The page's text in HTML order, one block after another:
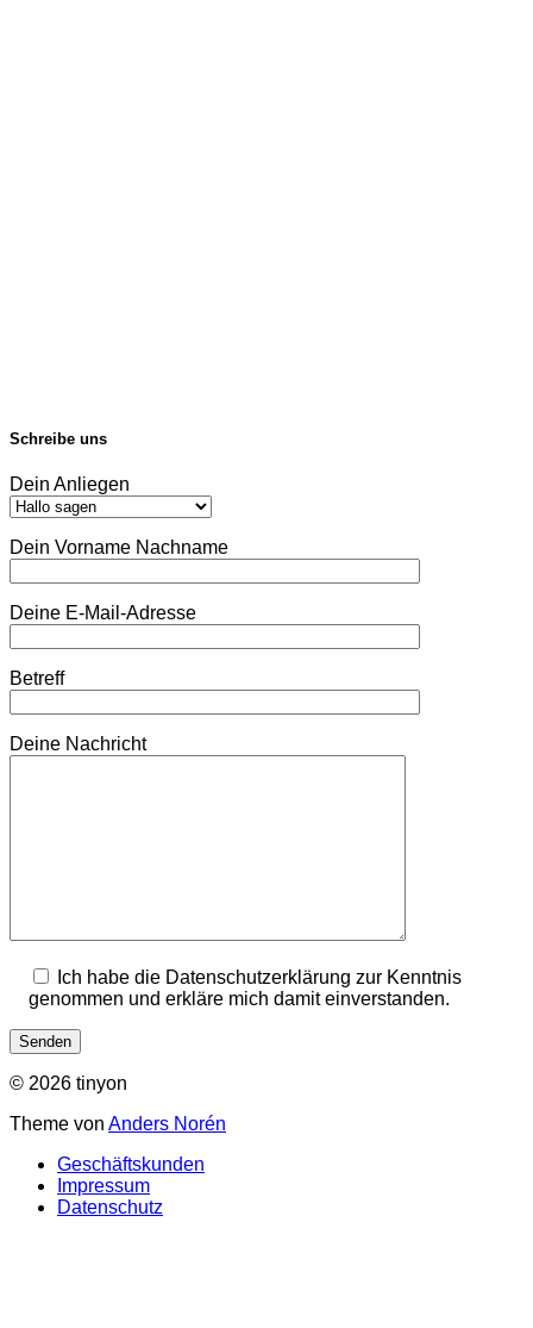
Schreibe uns
Dein Anliegen
Dein Vorname Nachname
Deine E-Mail-Adresse
Betreff
Deine Nachricht
Ich habe die Datenschutzerklärung zur Kenntnis
genommen und erkläre mich damit einverstanden.
© 2026 tinyon
Theme von Anders Norén
Geschäftskunden
Impressum
Datenschutz